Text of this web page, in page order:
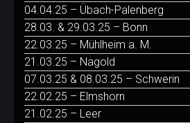
04.04.25 – Übach-Palenberg
28.03. & 29.03.25 – Bonn
22.03.25 – Mühlheim a. M.
21.03.25 – Nagold
07.03.25 & 08.03.25 – Schwerin
22.02.25 – Elmshorn
21.02.25 – Leer